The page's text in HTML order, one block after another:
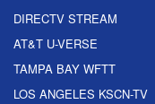
DIRECTV STREAM
AT&T U-VERSE
TAMPA BAY WFTT
LOS ANGELES KSCN-TV